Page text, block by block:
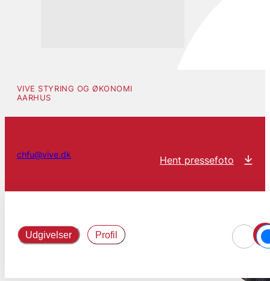
VIVE STYRING OG ØKONOMI
AARHUS
chfu@vive.dk Hent pressefoto
Udgivelser Profil